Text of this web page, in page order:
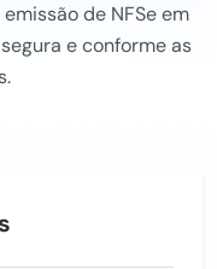
de NFSe em
e conforme as